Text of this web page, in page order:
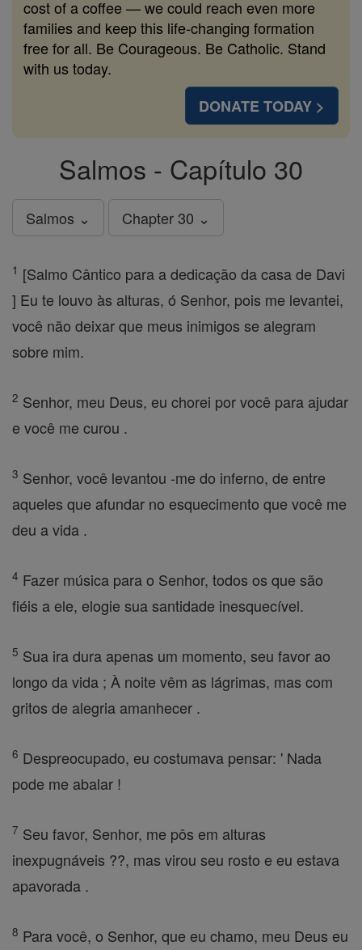
cost of a coffee — we could reach even more
families and keep this life-changing formation
free for all. Be Courageous. Be Catholic. Stand
with us today.
DONATE TODAY >
Salmos - Capítulo 30
Salmos ⌄ Chapter 30 ⌄
1 [Salmo Cântico para a dedicação da casa de Davi
] Eu te louvo às alturas, ó Senhor, pois me levantei,
você não deixar que meus inimigos se alegram
sobre mim.
2 Senhor, meu Deus, eu chorei por você para ajudar
e você me curou .
3 Senhor, você levantou -me do inferno, de entre
aqueles que afundar no esquecimento que você me
deu a vida .
4 Fazer música para o Senhor, todos os que são
fiéis a ele, elogie sua santidade inesquecível.
5 Sua ira dura apenas um momento, seu favor ao
longo da vida ; À noite vêm as lágrimas, mas com
gritos de alegria amanhecer .
6 Despreocupado, eu costumava pensar: ' Nada
pode me abalar !
7 Seu favor, Senhor, me pôs em alturas
inexpugnáveis ??, mas virou seu rosto e eu estava
apavorada .
8 Para você, o Senhor, que eu chamo, meu Deus eu